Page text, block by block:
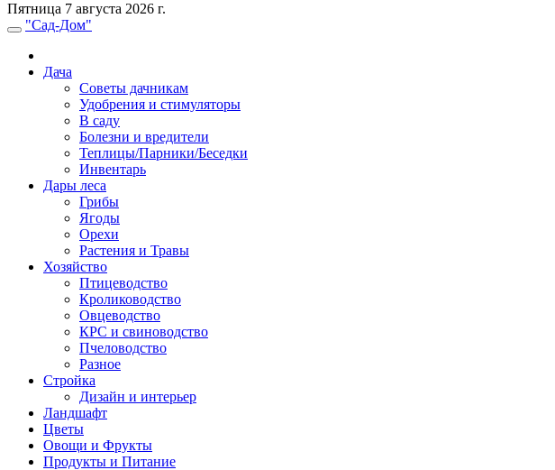
Пятница 7 августа 2026 г.
"Сад-Дом"
Дача
Советы дачникам
Удобрения и стимуляторы
В саду
Болезни и вредители
Теплицы/Парники/Беседки
Инвентарь
Дары леса
Грибы
Ягоды
Орехи
Растения и Травы
Хозяйство
Птицеводство
Кролиководство
Овцеводство
КРС и свиноводство
Пчеловодство
Разное
Стройка
Дизайн и интерьер
Ландшафт
Цветы
Овощи и Фрукты
Продукты и Питание